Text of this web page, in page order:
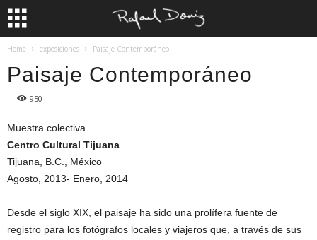
Home exposiciones Paisaje Contemporáneo
Paisaje Contemporáneo
950
Muestra colectiva
Centro Cultural Tijuana
Tijuana, B.C., México
Agosto, 2013- Enero, 2014
Desde el siglo XIX, el paisaje ha sido una prolífera fuente de
registro para los fotógrafos locales y viajeros que, a través de sus